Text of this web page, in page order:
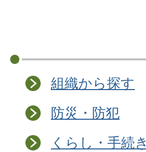
組織から探す
防災・防犯
くらし・手続き